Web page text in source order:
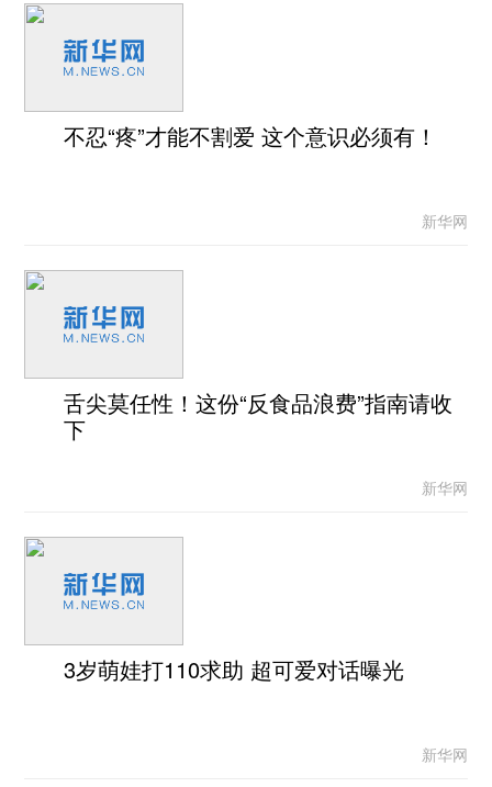
不忍“疼”才能不割爱 这个意识必须有！
新华网
舌尖莫任性！这份“反食品浪费”指南请收
下
新华网
3岁萌娃打110求助 超可爱对话曝光
新华网